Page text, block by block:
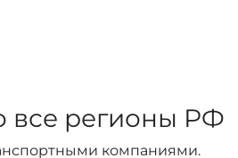
все регионы РФ
компаниями.